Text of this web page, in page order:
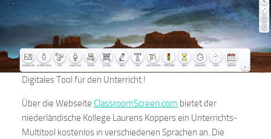
Digitales Tool für den Unterricht !
Über die Webseite ClassroomScreen.com bietet der
niederländische Kollege Laurens Koppers ein Unterrichts-
Multitool kostenlos in verschiedenen Sprachen an. Die